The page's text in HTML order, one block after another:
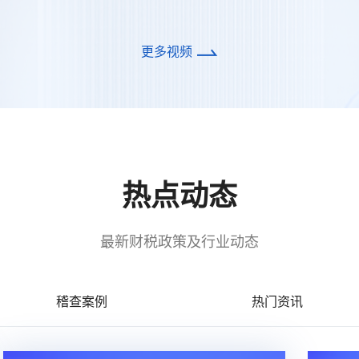
更多视频
热点动态
最新财税政策及行业动态
稽查案例 热门资讯